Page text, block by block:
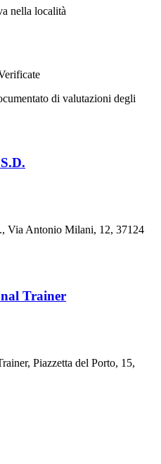
nella località
di valutazioni degli
Via Antonio Milani, 12, 37124
Trainer
Piazzetta del Porto, 15,